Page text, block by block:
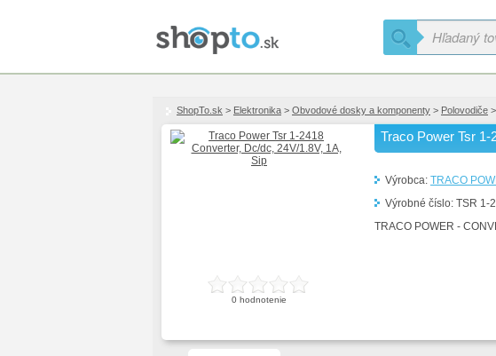
ShopTo.sk > Elektronika > Obvodové dosky a komponenty > Polovodiče >
Traco Power Tsr
0hodnotenie
Výrobca: TRACO
Výrobné číslo: TSR 1-
TRACO POWER -